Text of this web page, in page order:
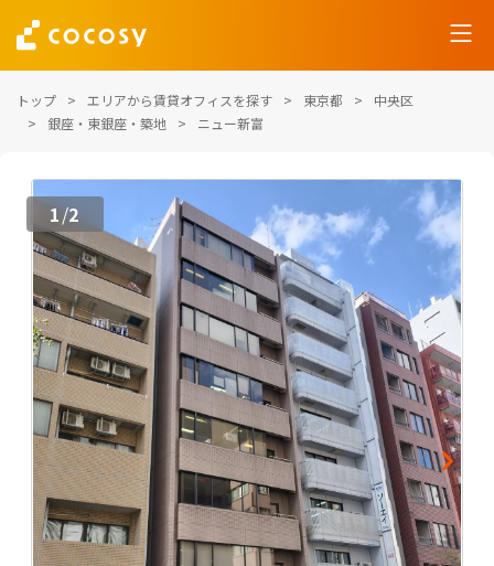
トップ エリアから賃貸オフィスを探す 東京都
中央区
銀座・東銀座・築地
ニュー新富
1/2